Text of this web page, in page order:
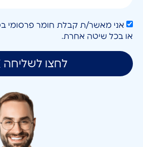
או בכל שיטה אחרת.
לחצו לשליחה